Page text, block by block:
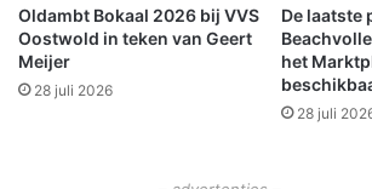
Oldambt Bokaal 2026 bij VVS
Oostwold in teken van Geert
Meijer
28 juli 2026
De laatste
het
28 juli